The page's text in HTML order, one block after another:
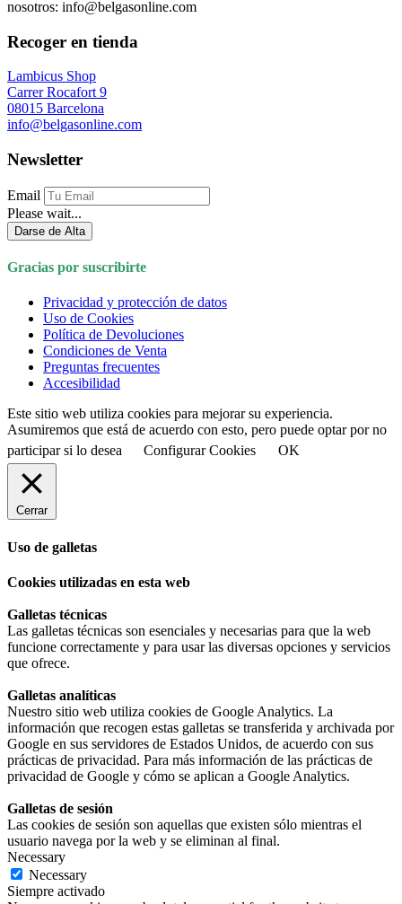
nosotros: info@belgasonline.com
Recoger en tienda
Lambicus Shop
Carrer Rocafort 9
08015 Barcelona
info@belgasonline.com
Newsletter
Email
Please wait...
Darse de Alta
Gracias por suscribirte
Privacidad y protección de datos
Uso de Cookies
Política de Devoluciones
Condiciones de Venta
Preguntas frecuentes
Accesibilidad
Este sitio web utiliza cookies para mejorar su experiencia.
Asumiremos que está de acuerdo con esto, pero puede optar por no
participar si lo desea
Configurar Cookies OK
Cerrar
Uso de galletas
Cookies utilizadas en esta web
Galletas técnicas
Las galletas técnicas son esenciales y necesarias para que la web
funcione correctamente y para usar las diversas opciones y servicios
que ofrece.
Galletas analíticas
Nuestro sitio web utiliza cookies de Google Analytics. La
información que recogen estas galletas se transferida y archivada por
Google en sus servidores de Estados Unidos, de acuerdo con sus
prácticas de privacidad. Para más información de las prácticas de
privacidad de Google y cómo se aplican a Google Analytics.
Galletas de sesión
Las cookies de sesión son aquellas que existen sólo mientras el
usuario navega por la web y se eliminan al final.
Necessary
Necessary
Siempre activado